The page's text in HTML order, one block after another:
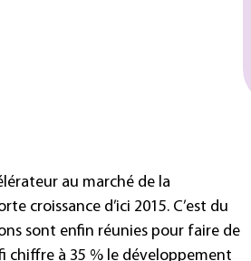
au marché de la
croissance d’ici 2015. C’est du
sont enfin réunies pour faire de
chiffre à 35 % le développement